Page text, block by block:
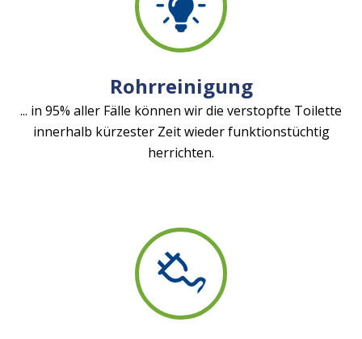
Rohrreinigung
... in 95% aller Fälle können wir die verstopfte Toilette
innerhalb kürzester Zeit wieder funktionstüchtig
herrichten.